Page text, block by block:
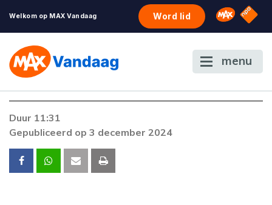
Welkom op MAX Vandaag Word lid Omroep
NPO
menu
Er is een licentie-fout opgetreden. Als het
contact op met onze klantenservice.
Duur 11:31
Gepubliceerd op 3 december 2024